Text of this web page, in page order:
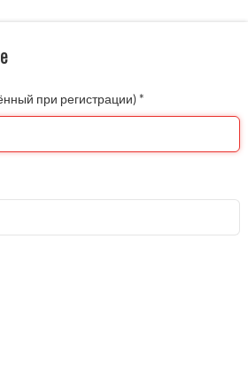
при регистрации)*